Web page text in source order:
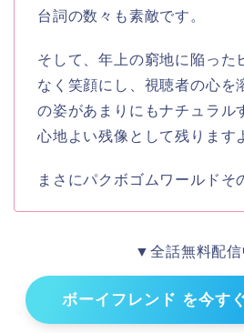
台詞の数々も素敵です。
そして、年上の窮地に陥った
なく笑顔にし、視聴者の心を
の姿があまりにもナチュラル
心地よい残像として残ります
まさにパクボゴムワールドそ
▼全話無料配
ボーイフレンド を今す